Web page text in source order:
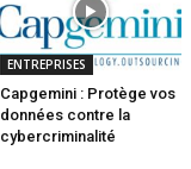
ENTREPRISES
Capgemini : Protège vos
données contre la
cybercriminalité